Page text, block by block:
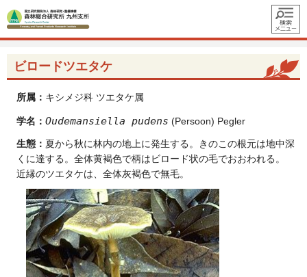
メニュ
ー
ビロードツエタケ
所属： キシメジ科 ツエタケ属
学名： Oudemansiella pudens (Persoon) Pegler
生態： 夏から秋に林内の地上に発生する。きのこの根元は地中深
くに達する。全体黄褐色で柄はビロード状の毛でおおわれる。
近縁のツエタケは、全体灰褐色で無毛。